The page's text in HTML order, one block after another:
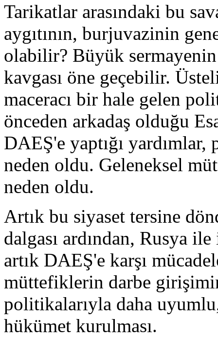
Tarikatlar arasındaki bu
aygıtının, burjuvazinin
olabilir? Büyük sermayenin
kavgası öne geçebilir.
maceracı bir hale gelen
önceden arkadaş olduğu
DAEŞ'e yaptığı
neden oldu. Geleneksel
neden oldu.
Artık bu siyaset tersine
dalgası ardından, Rusya
artık DAEŞ'e karşı
müttefiklerin darbe
politikalarıyla daha
hükümet kurulması.